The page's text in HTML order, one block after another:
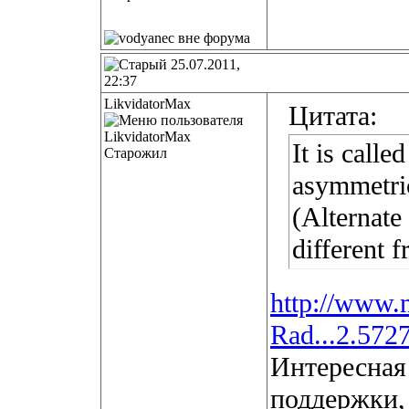
25.07.2011,
22:37
LikvidatorMax
Старожил
Цитата:
It is
(Alternate
different
http://
поддержки,